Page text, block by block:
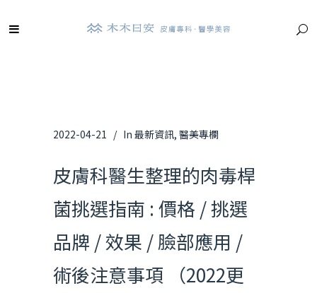
2022-04-21 In 最新資訊, 醫美專欄
皮膚科醫生整理的肉毒桿
菌挑選指南 : 價格 / 挑選
品牌 / 效果 / 臉部應用 /
術後注意事項 （2022更